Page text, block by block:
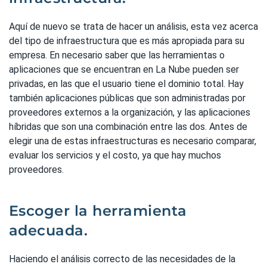
Aquí de nuevo se trata de hacer un análisis, esta vez acerca
del tipo de infraestructura que es más apropiada para su
empresa. En necesario saber que las herramientas o
aplicaciones que se encuentran en La Nube pueden ser
privadas, en las que el usuario tiene el dominio total. Hay
también aplicaciones públicas que son administradas por
proveedores externos a la organización, y las aplicaciones
híbridas que son una combinación entre las dos. Antes de
elegir una de estas infraestructuras es necesario comparar,
evaluar los servicios y el costo, ya que hay muchos
proveedores.
Escoger la herramienta
adecuada.
Haciendo el análisis correcto de las necesidades de la